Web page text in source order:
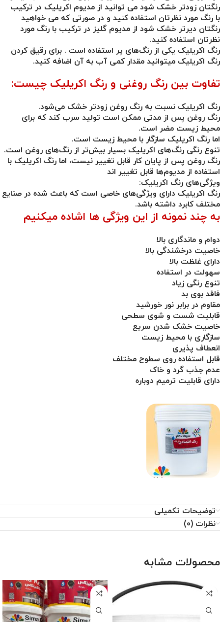
رنگتان زودتر خشک شود می توانید از مدیوم اکریلیک در ترکیب
با رنگ مورد نظرتان استفاده کنید و در صورتی که می خواهید
رنگتان دیرتر خشک شود از مدیوم گلیز در ترکیب با رنگ مورد
نظرتان استفاده کنید.
رنگ اکریلیک یکی از رنگ‌های پر استفاده است . برای رقیق کردن
رنگ اکریلیک میتوانید مقدار کمی آب به آن اضافه کنید.
تفاوت بین رنگ روغنی و رنگ اکریلیک چیست:
رنگ اکریلیک نسبت به رنگ روغن زودتر خشک می‌شود.
رنگ روغن پس از مدتی ممکن است تولید سرب کند که برای
محیط زیست مضر است.
اما رنگ اکریلیک سازگار با محیط زیست است.
تنوع رنگی رنگ‌های اکریلیک بسیار بیش‎‌تر از رنگ‌های روغن است.
رنگ روغن پس از پایان کار قابل تغییر نیست، اما رنگ اکریلیک با
استفاده از مدیوم‌ها قابل تغییر اند
ویژگی‌های رنگ اکریلیک:
رنگ اکریلیک دارای ویژگی‌های خاصی است که باعث شده در صنایع
مختلف کابرد داشته باشد.
به چند نمونه از این ویژگی ها اشاده میکنیم
دوام و ماندگاری بالا
خاصیت درخشندگی بالا
دارای غلظت بالا
سهولت در استفاده
تنوع رنگی زیاد
فاقد بوی بد
مقاوم در برابر نور خورشید
قابلیت شست و شوی سطحی
خاصیت خشک شدن سریع
سازگاری با محیط زیست
انعطاف پذیری
قابل استفاده روی سطوح مختلف
عدم جذب گرد و خاک
دارای قابلیت ترمیم دوباره
توضیحات تکمیلی
نظرات (0)
محصولات مشابه
-4%